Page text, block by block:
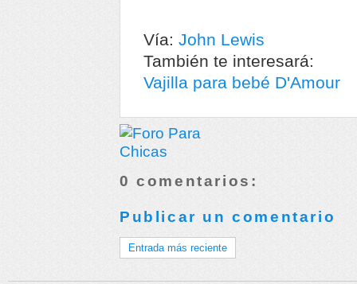
Vía: John Lewis
También te interesará:
Vajilla para bebé D'Amour
0 comentarios:
Publicar un comentario
Entrada más reciente